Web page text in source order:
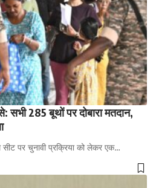
सभी 285 बूथों पर दोबारा मतदान,
सीट पर चुनावी प्रक्रिया को लेकर एक…